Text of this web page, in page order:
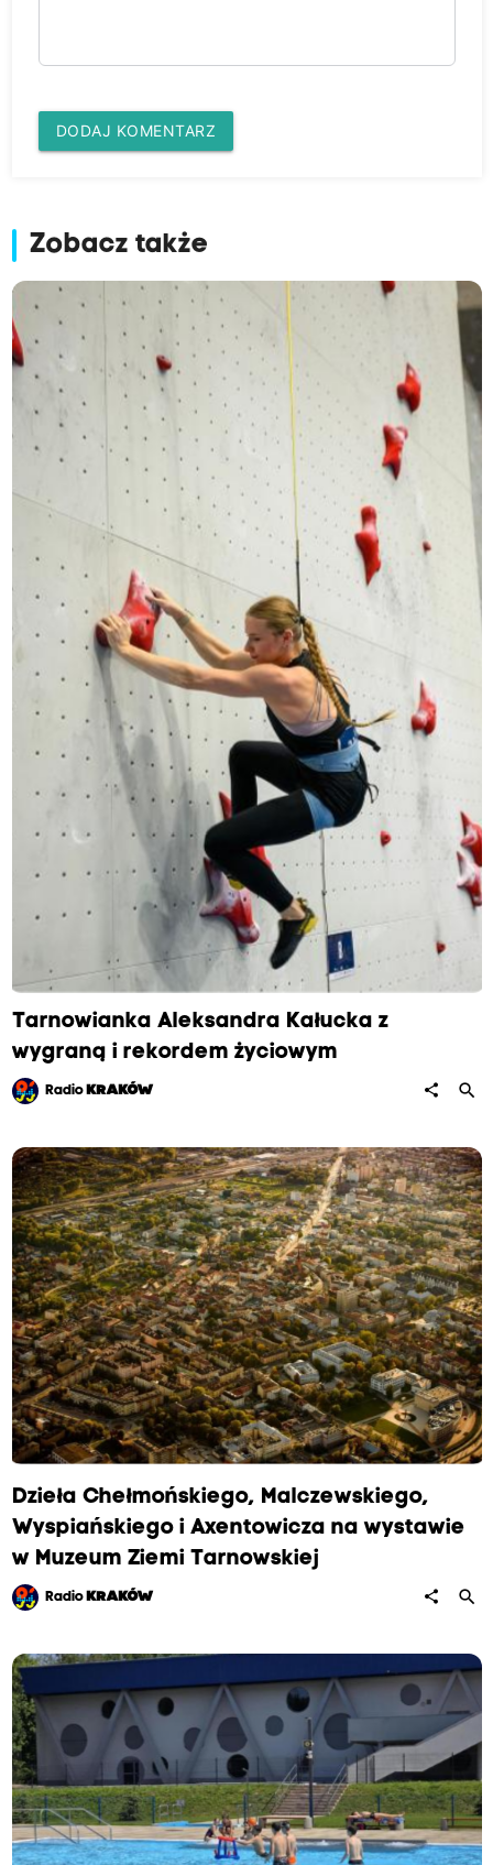
DODAJ KOMENTARZ
Zobacz także
Tarnowianka Aleksandra Kałucka z
wygraną i rekordem życiowym
Radio KRAKÓW share search
Dzieła Chełmońskiego, Malczewskiego,
Wyspiańskiego i Axentowicza na wystawie
w Muzeum Ziemi Tarnowskiej
Radio KRAKÓW share search